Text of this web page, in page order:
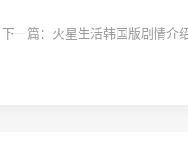
下一篇： 火星生活韩国版剧情介